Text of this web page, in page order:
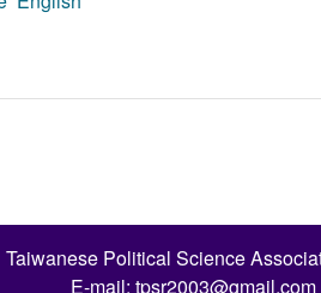
Political Science
E-mail: tpsr2003@gmail.com